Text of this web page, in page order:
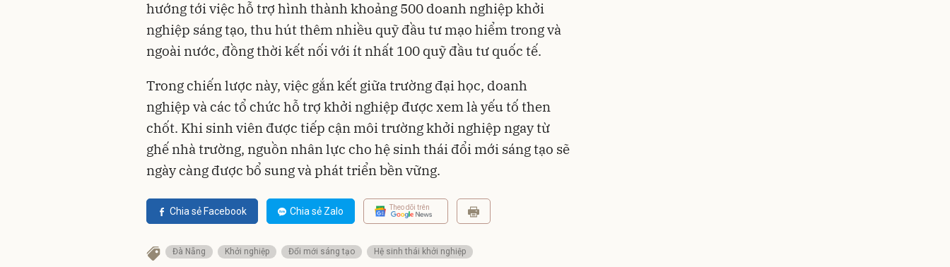
hướng tới việc hỗ trợ hình thành khoảng 500 doanh nghiệp khởi
nghiệp sáng tạo, thu hút thêm nhiều quỹ đầu tư mạo hiểm trong và
ngoài nước, đồng thời kết nối với ít nhất 100 quỹ đầu tư quốc tế.
Trong chiến lược này, việc gắn kết giữa trường đại học, doanh
nghiệp và các tổ chức hỗ trợ khởi nghiệp được xem là yếu tố then
chốt. Khi sinh viên được tiếp cận môi trường khởi nghiệp ngay từ
ghế nhà trường, nguồn nhân lực cho hệ sinh thái đổi mới sáng tạo sẽ
ngày càng được bổ sung và phát triển bền vững.
Chia sẻ Facebook Chia sẻ Zalo Theo dõi trên
Đà Nẵng Khởi nghiệp Đổi mới sáng tạo Hệ sinh thái khởi nghiệp